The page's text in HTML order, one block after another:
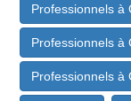
Professionnels à
Professionnels à
Professionnels à